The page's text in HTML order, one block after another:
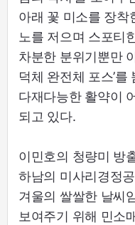
아래 꽃 미소를 장착
노를 저으며 스포티
차분한 분위기뿐만
덕체 완전체 포스’
다재다능한 활약이
되고 있다.
이민호의 청량미 방
하남의 미사리경정
겨울의 쌀쌀한 날씨
보여주기 위해 민소